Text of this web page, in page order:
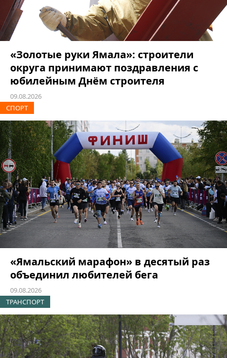
«Золотые руки Ямала»: строители
округа принимают поздравления с
юбилейным Днём строителя
09.08.2026
СПОРТ
«Ямальский марафон» в десятый раз
объединил любителей бега
09.08.2026
ТРАНСПОРТ